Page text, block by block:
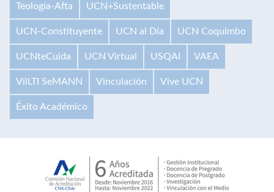
Teología-Afta UCN+Sustentable
UCN-Constituyente UCN al Día UCN Coquimbo
UCNteCuida UCN Virtual USQAI VAEA
VilLTI SeMANN Vinculación Vive UCN
Éxito Académico